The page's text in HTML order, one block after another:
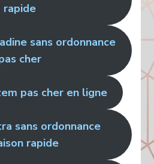
rapide
sans ordonnance
cher
pas cher en ligne
sans ordonnance
rapide